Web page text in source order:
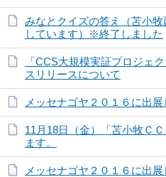
みなとクイズの答え（苫小
しています）※終了しました
「CCS大規模実証プロジェ
スリリースについて
メッセナゴヤ２０１６に出展
11月18日（金）「苫小牧Ｃ
ます。
メッセナゴヤ２０１６に出展